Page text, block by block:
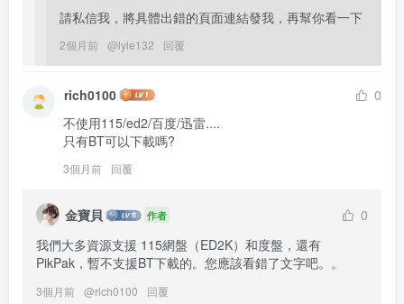
請私信我，將具體出錯的頁面連結發我，再幫你看一下
2個月前 @lyle132 回覆
rich0100
0
不使用115/ed2/百度/迅雷....
只有BT可以下載嗎?
3個月前 回覆
金寶貝 作者
0
我們大多資源支援 115網盤（ED2K）和度盤，還有
PikPak，暫不支援BT下載的。您應該看錯了文字吧。。
3個月前 @rich0100 回覆